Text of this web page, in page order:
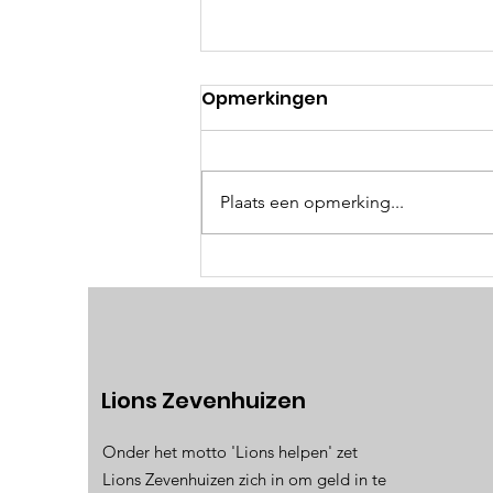
Uitslagen en foto's Lions
Opmerkingen
Plaats een opmerking...
Lions Zevenhuizen
Onder het motto 'Lions helpen' zet
Lions Zevenhuizen zich in om geld in te